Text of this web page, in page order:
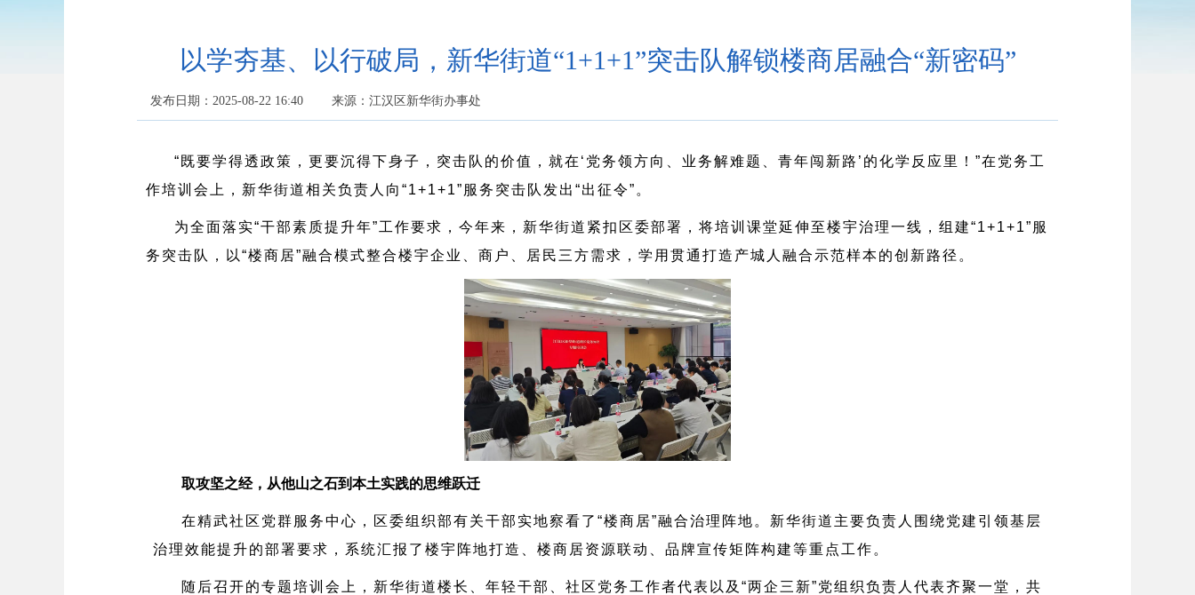
以学夯基、以行破局，新华街道“1+1+1”突击队解锁楼商居融合“新密码”
发布日期：2025-08-22 16:40 来源：江汉区新华街办事处
“既要学得透政策，更要沉得下身子，突击队的价值，就在‘党务领方向、业务解难题、青年闯新路’的化学反应里！”在党务工
作培训会上，新华街道相关负责人向“1+1+1”服务突击队发出“出征令”。
为全面落实“干部素质提升年”工作要求，今年来，新华街道紧扣区委部署，将培训课堂延伸至楼宇治理一线，组建“1+1+1”服
务突击队，以“楼商居”融合模式整合楼宇企业、商户、居民三方需求，学用贯通打造产城人融合示范样本的创新路径。
取攻坚之经，从他山之石到本土实践的思维跃迁
在精武社区党群服务中心，区委组织部有关干部实地察看了“楼商居”融合治理阵地。新华街道主要负责人围绕党建引领基层
治理效能提升的部署要求，系统汇报了楼宇阵地打造、楼商居资源联动、品牌宣传矩阵构建等重点工作。
随后召开的专题培训会上，新华街道楼长、年轻干部、社区党务工作者代表以及“两企三新”党组织负责人代表齐聚一堂，共